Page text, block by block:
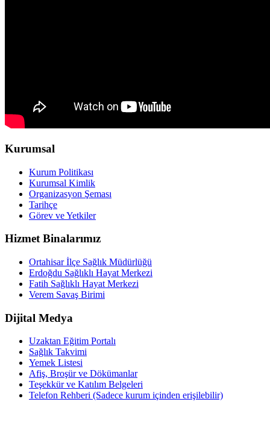
Kurumsal
Kurum Politikası
Kurumsal Kimlik
Organizasyon Şeması
Tarihçe
Görev ve Yetkiler
Hizmet Binalarımız
Ortahisar İlçe Sağlık Müdürlüğü
Erdoğdu Sağlıklı Hayat Merkezi
Fatih Sağlıklı Hayat Merkezi
Verem Savaş Birimi
Dijital Medya
Uzaktan Eğitim Portalı
Sağlık Takvimi
Yemek Listesi
Afiş, Broşür ve Dökümanlar
Teşekkür ve Katılım Belgeleri
Telefon Rehberi (Sadece kurum içinden erişilebilir)